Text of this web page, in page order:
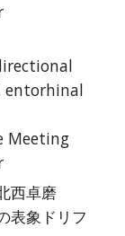
entorhinal
Meeting
西卓磨
表象ドリフ